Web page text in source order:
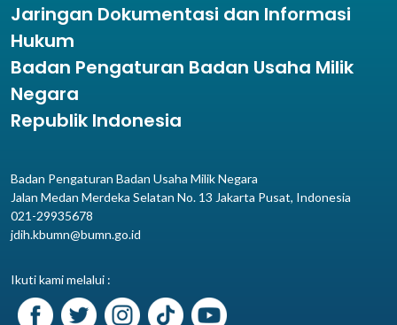
Jaringan Dokumentasi dan Informasi
Hukum
Badan Pengaturan Badan Usaha Milik
Negara
Republik Indonesia
Badan Pengaturan Badan Usaha Milik Negara
Jalan Medan Merdeka Selatan No. 13 Jakarta Pusat, Indonesia
021-29935678
jdih.kbumn@bumn.go.id
Ikuti kami melalui :